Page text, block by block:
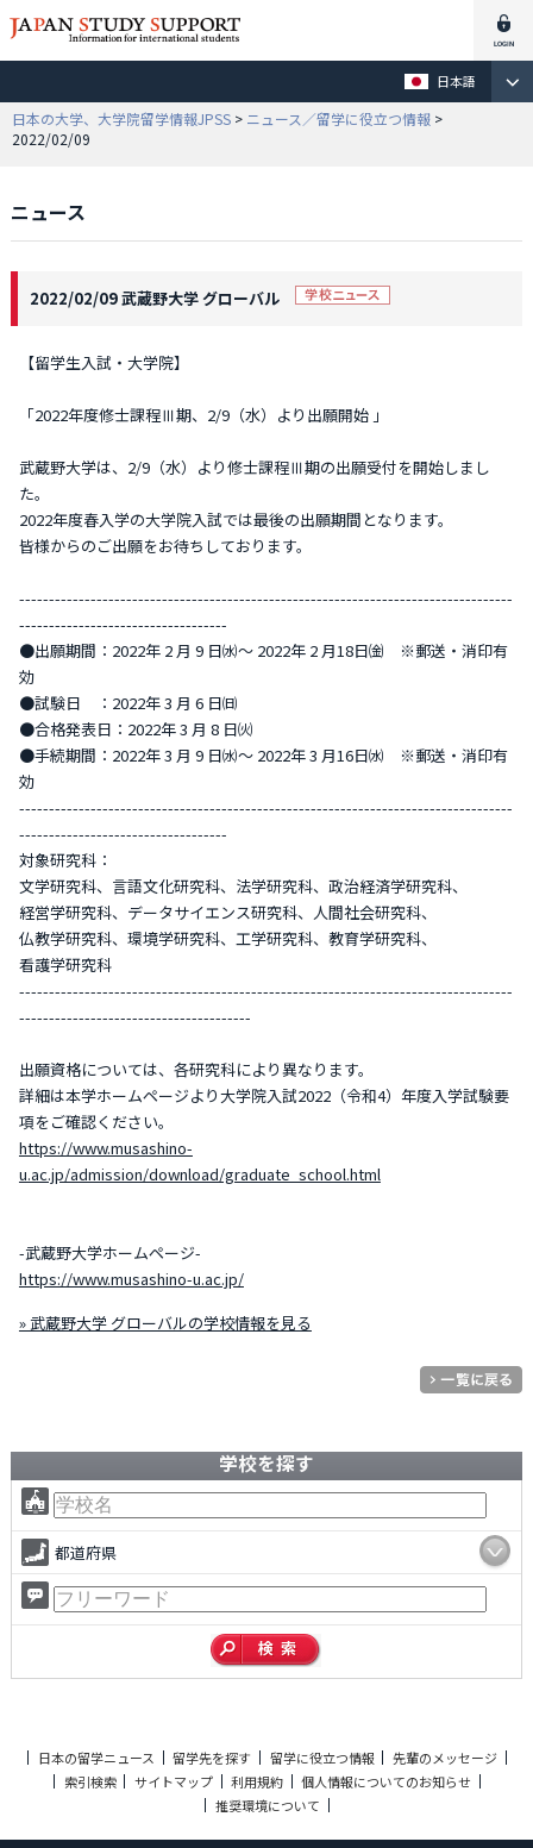
日本語
日本の大学、大学院留学情報JPSS > ニュース／留学に役立つ情報 >
2022/02/09
ニュース
2022/02/09 武蔵野大学 グローバル
【留学生入試・大学院】
「2022年度修士課程Ⅲ期、2/9（水）より出願開始 」
武蔵野大学は、2/9（水）より修士課程Ⅲ期の出願受付を開始しまし
た。
2022年度春入学の大学院入試では最後の出願期間となります。
皆様からのご出願をお待ちしております。
-----------------------------------------------------------------------------------
-----------------------------------
●出願期間：2022年 2 月 9 日㈬〜 2022年 2 月18日㈮ ※郵送・消印有
効
●試験日 ：2022年 3 月 6 日㈰
●合格発表日：2022年 3 月 8 日㈫
●手続期間：2022年 3 月 9 日㈬〜 2022年 3 月16日㈬ ※郵送・消印有
効
-----------------------------------------------------------------------------------
-----------------------------------
対象研究科：
文学研究科、言語文化研究科、法学研究科、政治経済学研究科、
経営学研究科、データサイエンス研究科、人間社会研究科、
仏教学研究科、環境学研究科、工学研究科、教育学研究科、
看護学研究科
-----------------------------------------------------------------------------------
---------------------------------------
出願資格については、各研究科により異なります。
詳細は本学ホームページより大学院入試2022（令和4）年度入学試験要
項をご確認ください。
https://www.musashino-
u.ac.jp/admission/download/graduate_school.html
-武蔵野大学ホームページ-
https://www.musashino-u.ac.jp/
» 武蔵野大学 グローバルの学校情報を見る
学校を探す
都道府県
日本の留学ニュース 留学先を探す 留学に役立つ情報
先輩のメッセージ
索引検索
サイトマップ 利用規約
個人情報についてのお知らせ
推奨環境について